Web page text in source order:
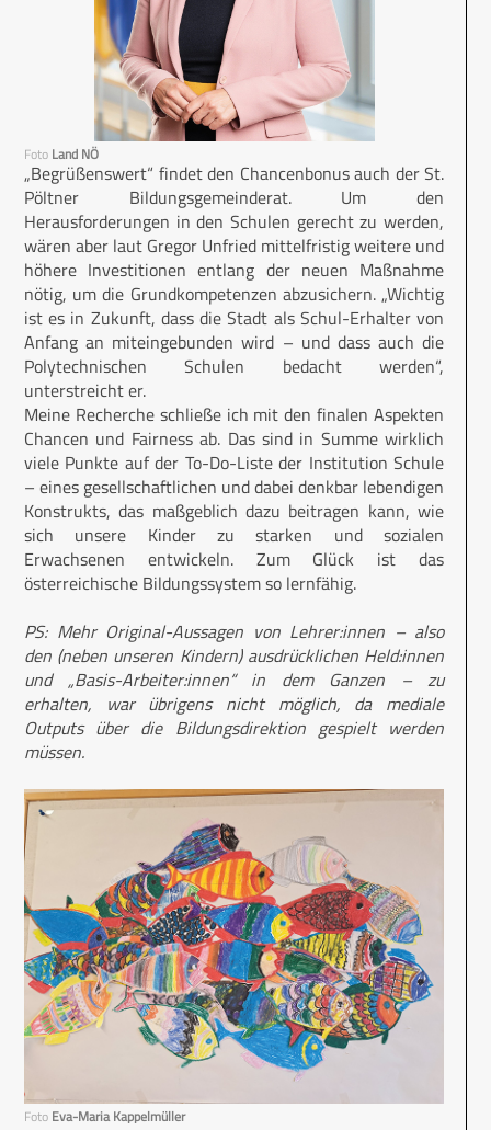
Foto Land NÖ
„Begrüßenswert“ findet den Chancenbonus auch der St.
Pöltner Bildungsgemeinderat. Um den
Herausforderungen in den Schulen gerecht zu werden,
wären aber laut Gregor Unfried mittelfristig weitere und
höhere Investitionen entlang der neuen Maßnahme
nötig, um die Grundkompetenzen abzusichern. „Wichtig
ist es in Zukunft, dass die Stadt als Schul-Erhalter von
Anfang an miteingebunden wird – und dass auch die
Polytechnischen Schulen bedacht werden“,
unterstreicht er.
Meine Recherche schließe ich mit den finalen Aspekten
Chancen und Fairness ab. Das sind in Summe wirklich
viele Punkte auf der To-Do-Liste der Institution Schule
– eines gesellschaftlichen und dabei denkbar lebendigen
Konstrukts, das maßgeblich dazu beitragen kann, wie
sich unsere Kinder zu starken und sozialen
Erwachsenen entwickeln. Zum Glück ist das
österreichische Bildungssystem so lernfähig.
PS: Mehr Original-Aussagen von Lehrer:innen – also
den (neben unseren Kindern) ausdrücklichen Held:innen
und „Basis-Arbeiter:innen“ in dem Ganzen – zu
erhalten, war übrigens nicht möglich, da mediale
Outputs über die Bildungsdirektion gespielt werden
müssen.
Foto Eva-Maria Kappelmüller